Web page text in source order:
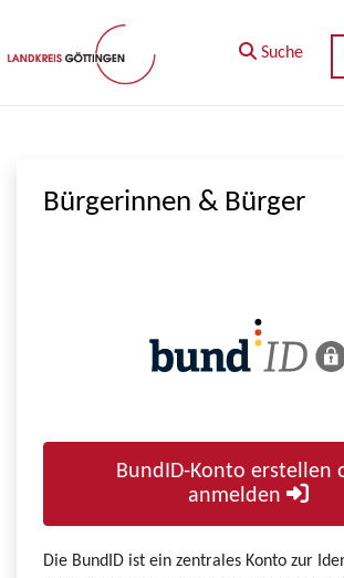
Zum Hauptinhalt springen
Suche
Bürgerinnen & Bürger
BundID-Konto erstellen
anmelden
Die BundID ist ein zentrales Konto zur